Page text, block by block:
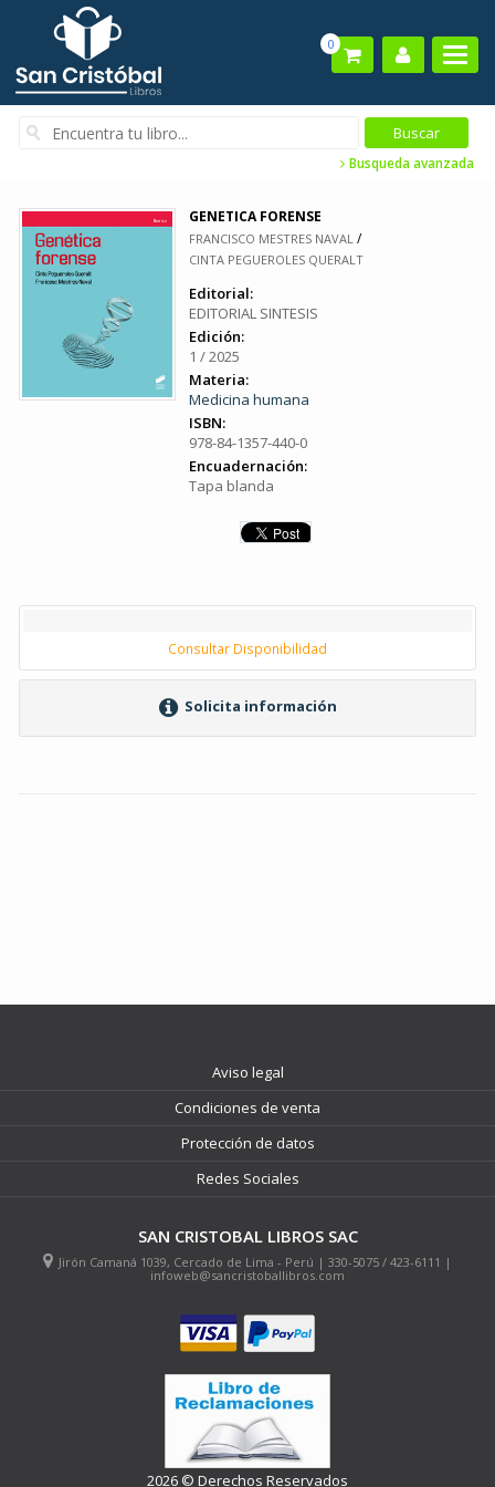
0
Busqueda avanzada
GENETICA FORENSE
FRANCISCO MESTRES NAVAL /
CINTA PEGUEROLES QUERALT
Editorial:
EDITORIAL SINTESIS
Edición:
1 / 2025
Materia:
Medicina humana
ISBN:
978-84-1357-440-0
Encuadernación:
Tapa blanda
Consultar Disponibilidad
Solicita información
Aviso legal
Condiciones de venta
Protección de datos
Redes Sociales
SAN CRISTOBAL LIBROS SAC
Jirón Camaná 1039, Cercado de Lima - Perú | 330-5075 / 423-6111 |
infoweb@sancristoballibros.com
2026 © Derechos Reservados